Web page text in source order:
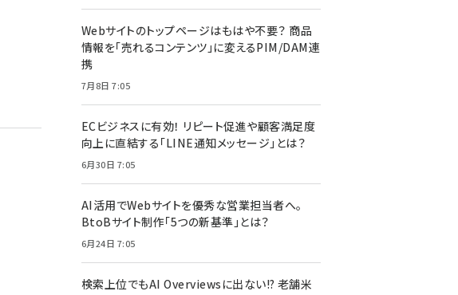
Webサイトのトップページはもはや不要？ 商品
情報を「売れるコンテンツ」に変えるPIM/DAM連
携
7月8日 7:05
ECビジネスに有効！ リピート促進や顧客満足度
向上に直結する「LINE通知メッセージ」とは？
6月30日 7:05
AI活用でWebサイトを優秀な営業担当者へ。
BtoBサイト制作「5つの新基準」とは？
6月24日 7:05
検索上位でもAI Overviewsに出ない!? 老舗米